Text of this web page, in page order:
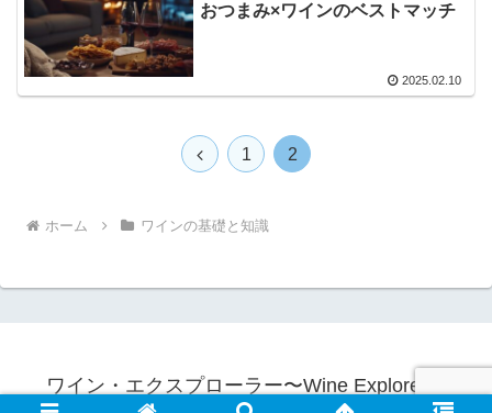
おつまみ×ワインのベストマッチ
2025.02.10
前
1 2
ホーム ワインの基礎と知識
ワイン・エクスプローラー〜Wine Explorer〜